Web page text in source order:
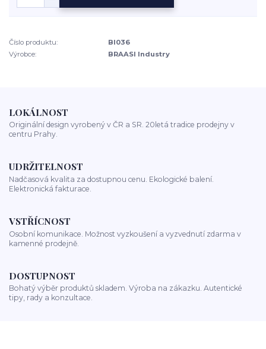
Číslo produktu:
BI036
Výrobce:
BRAASI Industry
LOKÁLNOST
Originální design vyrobený v ČR a SR. 20letá tradice prodejny v
centru Prahy.
UDRŽITELNOST
Nadčasová kvalita za dostupnou cenu. Ekologické balení.
Elektronická fakturace.
VSTŘÍCNOST
Osobní komunikace. Možnost vyzkoušení a vyzvednutí zdarma v
kamenné prodejně.
DOSTUPNOST
Bohatý výběr produktů skladem. Výroba na zákazku. Autentické
tipy, rady a konzultace.